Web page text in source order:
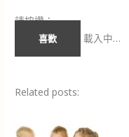
請按讚：
喜歡 載入中…
Related posts: